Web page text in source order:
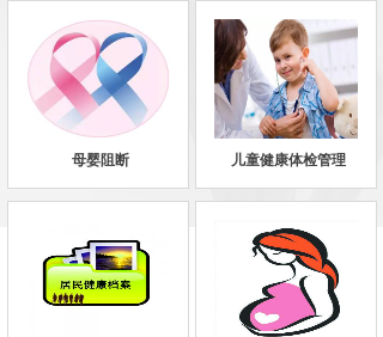
母婴阻断 儿童健康体检管理